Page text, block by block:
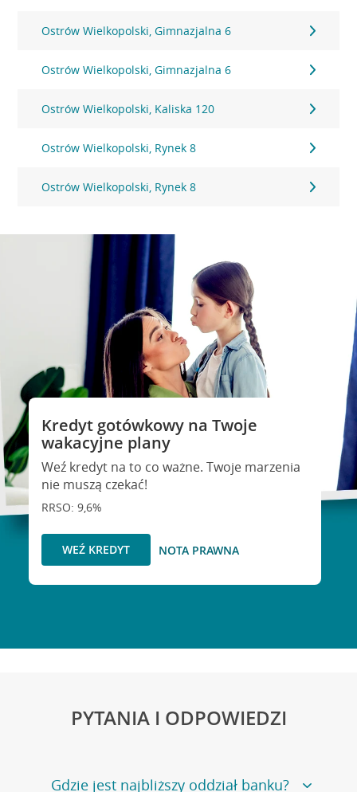
Ostrów Wielkopolski, Gimnazjalna 6
Ostrów Wielkopolski, Gimnazjalna 6
Ostrów Wielkopolski, Kaliska 120
Ostrów Wielkopolski, Rynek 8
Ostrów Wielkopolski, Rynek 8
Kredyt gotówkowy na Twoje
wakacyjne plany
Weź kredyt na to co ważne. Twoje marzenia
nie muszą czekać!
RRSO: 9,6%
WEŹ KREDYT NOTA PRAWNA
PYTANIA I ODPOWIEDZI
Gdzie jest najbliższy oddział banku?